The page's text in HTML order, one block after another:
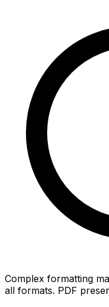
Complex formatting
all formats. PDF